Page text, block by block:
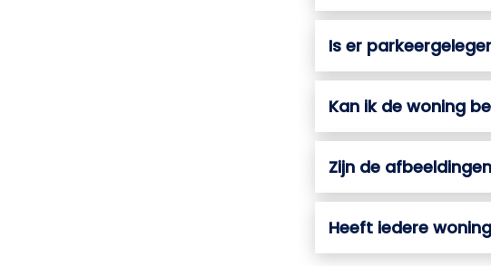
Is er
Kan ik de woning
Zijn de
Heeft iedere